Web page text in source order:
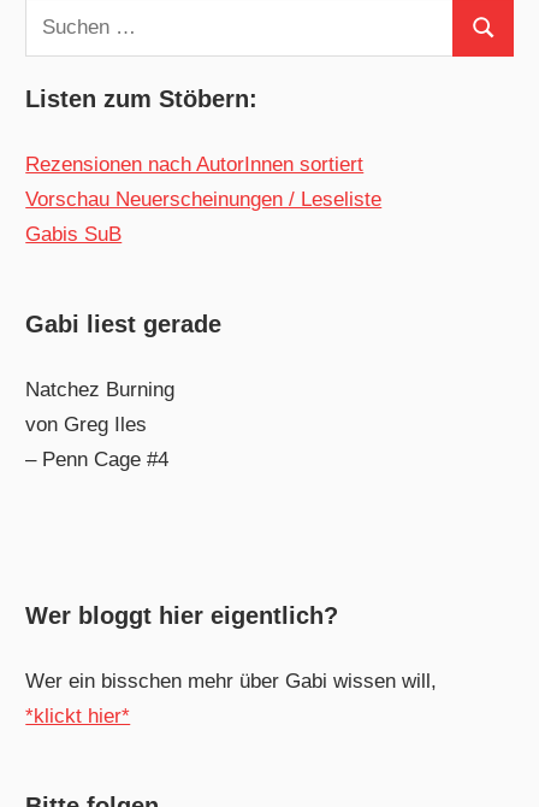
Suchen
nach:
Suchen
Listen zum Stöbern:
Rezensionen nach AutorInnen sortiert
Vorschau Neuerscheinungen / Leseliste
Gabis SuB
Gabi liest gerade
Natchez Burning
von Greg Iles
– Penn Cage #4
Wer bloggt hier eigentlich?
Wer ein bisschen mehr über Gabi wissen will,
*klickt hier*